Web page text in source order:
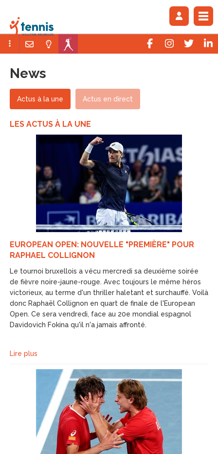
News
Actus à la une Actus en direct
LES ACTUS À LA UNE
EUROPEAN OPEN: NOUVELLE "PREMIÈRE" POUR
RAPHAEL COLLIGNON
Le tournoi bruxellois a vécu mercredi sa deuxième soirée
de fièvre noire-jaune-rouge. Avec toujours le même héros
victorieux, au terme d'un thriller haletant et surchauffé. Voilà
donc Raphaël Collignon en quart de finale de l'European
Open. Ce sera vendredi, face au 20e mondial espagnol
Davidovich Fokina qu'il n'a jamais affronté.
Lire plus